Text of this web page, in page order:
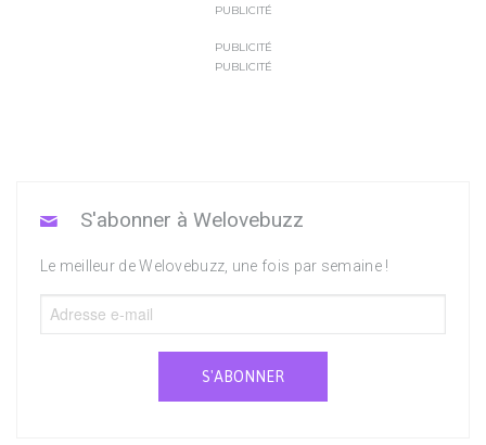
PUBLICITÉ
PUBLICITÉ
PUBLICITÉ
S'abonner à Welovebuzz
Le meilleur de Welovebuzz, une fois par semaine !
S'ABONNER